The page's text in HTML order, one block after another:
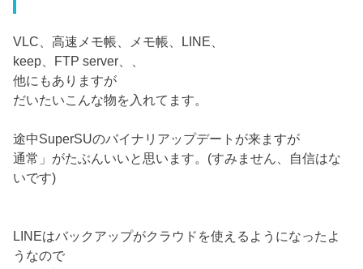
VLC、高速メモ帳、メモ帳、LINE、
keep、FTP server、、
他にもありますが
だいたいこんな物を入れてます。
途中SuperSUのバイナリアップデートが来ますが
通常」がたぶんいいと思います。(すみません、自信はな
いです)
LINEはバックアップがクラウドを使えるようになったよ
うなので